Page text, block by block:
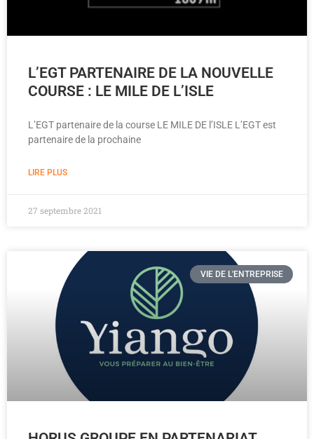
L’EGT PARTENAIRE DE LA NOUVELLE
COURSE : LE MILE DE L’ISLE
L’EGT partenaire de la course LE MILE DE l’ISLE L’EGT est
partenaire de la prochaine
LIRE PLUS
27 septembre 2021
VIE DE L'ENTREPRISE